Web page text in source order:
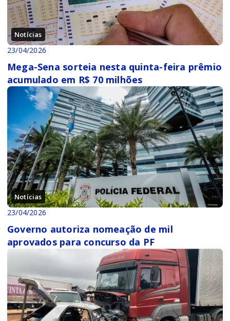
Notícias
23/04/2026
Mega-Sena sorteia nesta quinta-feira prêmio
acumulado em R$ 70 milhões
Notícias
23/04/2026
Governo autoriza nomeação de mil
aprovados para concurso da PF